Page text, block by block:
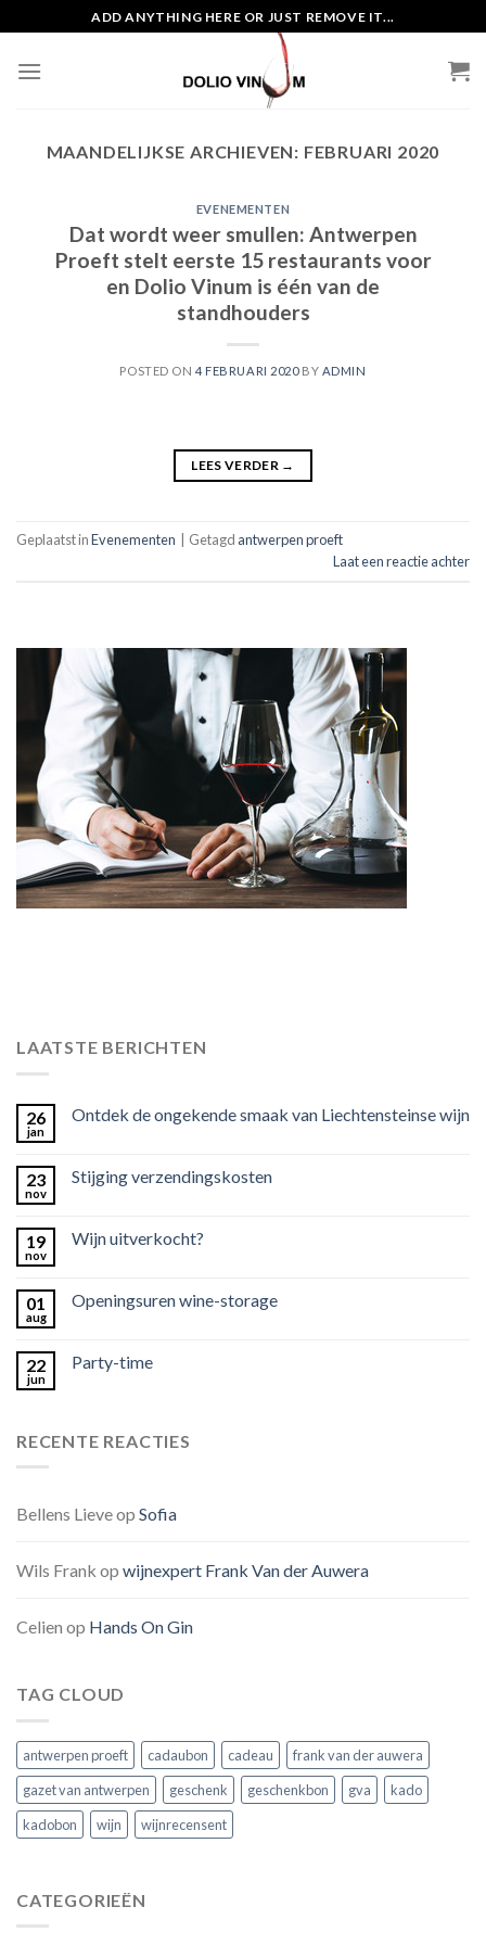
to
content
ADD ANYTHING HERE OR JUST REMOVE IT...
MAANDELIJKSE ARCHIEVEN: FEBRUARI 2020
EVENEMENTEN
Dat wordt weer smullen: Antwerpen
Proeft stelt eerste 15 restaurants voor
en Dolio Vinum is één van de
standhouders
POSTED ON4 FEBRUARI 2020BY ADMIN
LEES VERDER →
Geplaatst inEvenementen Getagd antwerpen proeft
Laat een reactie achter
LAATSTE BERICHTEN
26
jan
Ontdek de ongekende smaak van Liechtensteinse wijn
23
nov
Stijging verzendingskosten
19
nov
Wijn uitverkocht?
01
aug
Openingsuren wine-storage
22
jun
Party-time
RECENTE REACTIES
Bellens Lieveop Sofia
Wils Frank op wijnexpert Frank Van der Auwera
Celien op Hands On Gin
TAG CLOUD
antwerpen proeft cadaubon cadeau
frank van der auwera
gazet van antwerpen
geschenk geschenkbon gva
kado
kadobon
wijn wijnrecensent
CATEGORIEËN